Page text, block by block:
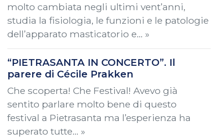
molto cambiata negli ultimi vent’anni,
studia la fisiologia, le funzioni e le patologie
dell’apparato masticatorio e… »
“PIETRASANTA IN CONCERTO”. Il
parere di Cécile Prakken
Che scoperta! Che Festival! Avevo già
sentito parlare molto bene di questo
festival a Pietrasanta ma l’esperienza ha
superato tutte… »